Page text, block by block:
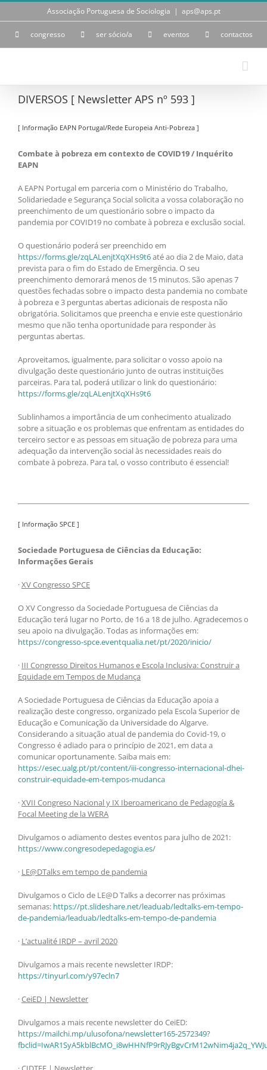
Skip
Associação Portuguesa de Sociologia | aps@aps.pt
congresso ser sócio/a eventos contactos
DIVERSOS [ Newsletter APS nº 593 ]
[ Informação EAPN Portugal/Rede Europeia Anti-Pobreza ]
Combate à pobreza em contexto de COVID19 / Inquérito
EAPN
A EAPN Portugal em parceria com o Ministério do Trabalho,
Solidariedade e Segurança Social solicita a vossa colaboração no
preenchimento de um questionário sobre o impacto da
pandemia por COVID19 no combate à pobreza e exclusão social.
O questionário poderá ser preenchido em
https://forms.gle/zqLALenjtXqXHs9t6até ao dia 2 de Maio, data
prevista para o fim do Estado de Emergência. O seu
preenchimento demorará menos de 15 minutos. São apenas 7
questões fechadas sobre o impacto desta pandemia no combate
à pobreza e 3 perguntas abertas adicionais de resposta não
obrigatória. Solicitamos que preencha e envie este questionário
mesmo que não tenha oportunidade para responder às
perguntas abertas.
Aproveitamos, igualmente, para solicitar o vosso apoio na
divulgação deste questionário junto de outras instituições
parceiras. Para tal, poderá utilizar o link do questionário:
https://forms.gle/zqLALenjtXqXHs9t6
Sublinhamos a importância de um conhecimento atualizado
sobre a situação e os problemas que enfrentam as entidades do
terceiro sector e as pessoas em situação de pobreza para uma
adequação da intervenção social às necessidades reais do
combate à pobreza. Para tal, o vosso contributo é essencial!
[ Informação SPCE ]
Sociedade Portuguesa de Ciências da Educação:
Informações Gerais
·XV Congresso SPCE
O XV Congresso da Sociedade Portuguesa de Ciências da
Educação terá lugar no Porto, de 16 a 18 de julho. Agradecemos o
seu apoio na divulgação. Todas as informações em:
https://congresso-spce.eventqualia.net/pt/2020/inicio/
· III Congresso Direitos Humanos e Escola Inclusiva: Construir a
Equidade em Tempos de Mudança
A Sociedade Portuguesa de Ciências da Educação apoia a
realização deste congresso, organizado pela Escola Superior de
Educação e Comunicação da Universidade do Algarve.
Considerando a situação atual de pandemia do Covid-19, o
Congresso é adiado para o princípio de 2021, em data a
comunicar oportunamente. Saiba mais em:
https://esec.ualg.pt/pt/content/iii-congresso-internacional-dhei-
construir-equidade-em-tempos-mudanca
·XVII Congreso Nacional y IX Iberoamericano de Pedagogía &
Focal Meeting de la WERA
Divulgamos o adiamento destes eventos para julho de 2021:
https://www.congresodepedagogia.es/
· LE@DTalks em tempo de pandemia
Divulgamos o Ciclo de LE@D Talks a decorrer nas próximas
semanas: https://pt.slideshare.net/leaduab/ledtalks-em-tempo-
de-pandemia/leaduab/ledtalks-em-tempo-de-pandemia
· L’actualité IRDP – avril 2020
Divulgamos a mais recente newsletter IRDP:
https://tinyurl.com/y97ecln7
·CeiED | Newsletter
Divulgamos a mais recente newsletter do CeiED:
https://mailchi.mp/ulusofona/newsletter165-2572349?